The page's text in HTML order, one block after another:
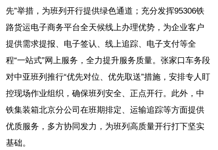
先”举措，为班列开行提供绿色通道；充分发挥95306铁
路货运电子商务平台全天候线上办理优势，为企业客户
提供需求提报、电子签认、线上追踪、电子支付等全
程“一站式”网上服务，全力提升服务质量。张家口车务段
对中亚班列推行“优先对位、优先取送”措施，安排专人盯
控现场作业组织，确保班列安全、正点开行。此外，中
铁集装箱北京分公司在班期排定、运输追踪等方面提供
优质服务，多方协同发力，为班列高质量开行打下坚实
基础。